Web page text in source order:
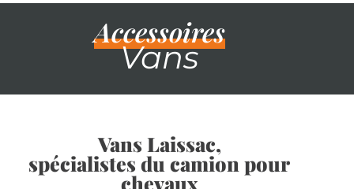
Accessoires
Vans
Vans Laissac,
spécialistes du camion pour
chevaux